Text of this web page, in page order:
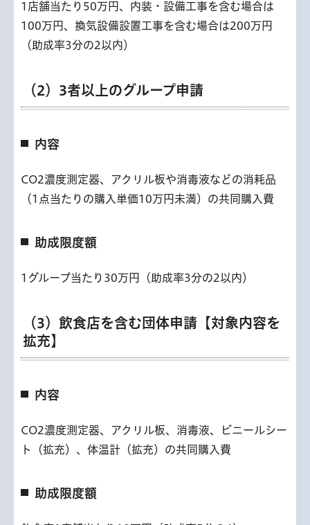
1店舗当たり50万円、内装・設備工事を含む場合は
100万円、換気設備設置工事を含む場合は200万円
（助成率3分の2以内）
（2）3者以上のグループ申請
内容
CO2濃度測定器、アクリル板や消毒液などの消耗品
（1点当たりの購入単価10万円未満）の共同購入費
助成限度額
1グループ当たり30万円（助成率3分の2以内）
（3）飲食店を含む団体申請【対象内容を
拡充】
内容
CO2濃度測定器、アクリル板、消毒液、ビニールシー
ト（拡充）、体温計（拡充）の共同購入費
助成限度額